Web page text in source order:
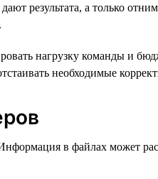
результата, а только
нагрузку команды и
необходимые
в файлах может